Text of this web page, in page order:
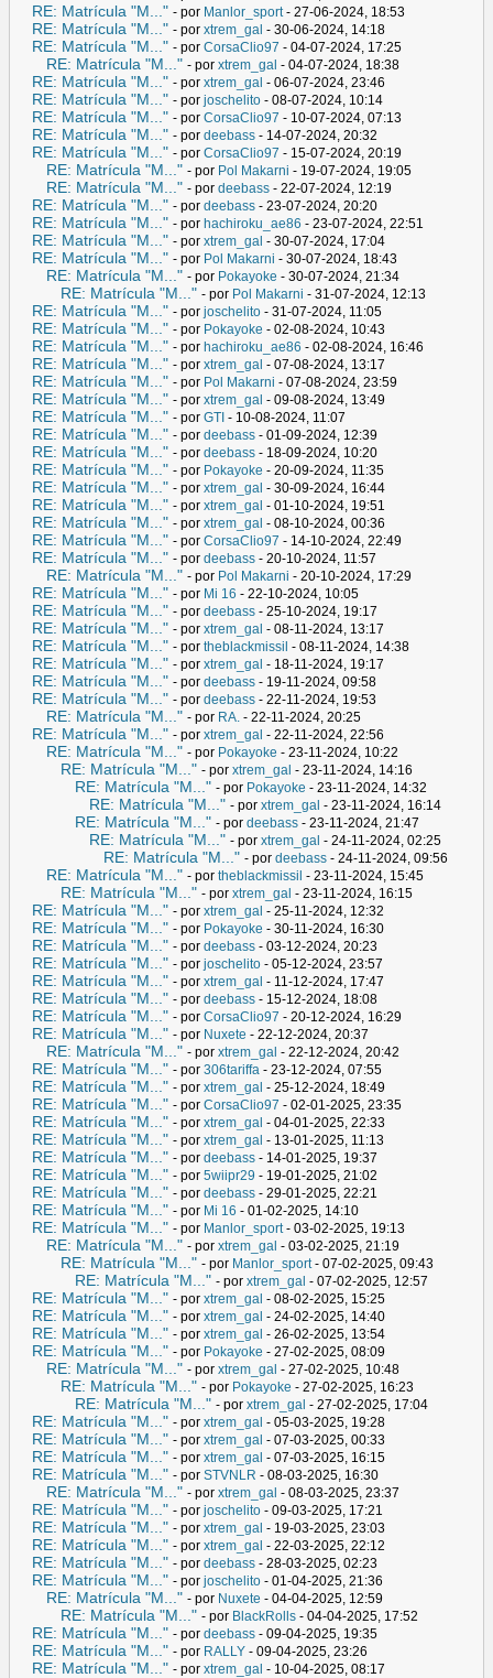
RE: Matrícula "M..." - por Manlor_sport- 27-06-2024, 18:53
RE: Matrícula "M..." - por xtrem_gal - 30-06-2024, 14:18
RE: Matrícula "M..." - por CorsaClio97 - 04-07-2024, 17:25
RE: Matrícula "M..." - por xtrem_gal - 04-07-2024, 18:38
RE: Matrícula "M..." - por xtrem_gal - 06-07-2024, 23:46
RE: Matrícula "M..." - por joschelito - 08-07-2024, 10:14
RE: Matrícula "M..." - por CorsaClio97 - 10-07-2024, 07:13
RE: Matrícula "M..." - por deebass - 14-07-2024, 20:32
RE: Matrícula "M..." - por CorsaClio97 - 15-07-2024, 20:19
RE: Matrícula "M..." - por Pol Makarni - 19-07-2024, 19:05
RE: Matrícula "M..." - por deebass - 22-07-2024, 12:19
RE: Matrícula "M..." - por deebass - 23-07-2024, 20:20
RE: Matrícula "M..." - por hachiroku_ae86 - 23-07-2024, 22:51
RE: Matrícula "M..." - por xtrem_gal - 30-07-2024, 17:04
RE: Matrícula "M..." - por Pol Makarni - 30-07-2024, 18:43
RE: Matrícula "M..." - por Pokayoke - 30-07-2024, 21:34
RE: Matrícula "M..." - por Pol Makarni - 31-07-2024, 12:13
RE: Matrícula "M..." - por joschelito - 31-07-2024, 11:05
RE: Matrícula "M..." - por Pokayoke - 02-08-2024, 10:43
RE: Matrícula "M..." - por hachiroku_ae86 - 02-08-2024, 16:46
RE: Matrícula "M..." - por xtrem_gal - 07-08-2024, 13:17
RE: Matrícula "M..." - por Pol Makarni - 07-08-2024, 23:59
RE: Matrícula "M..." - por xtrem_gal - 09-08-2024, 13:49
RE: Matrícula "M..." - por GTI - 10-08-2024, 11:07
RE: Matrícula "M..." - por deebass - 01-09-2024, 12:39
RE: Matrícula "M..." - por deebass - 18-09-2024, 10:20
RE: Matrícula "M..." - por Pokayoke - 20-09-2024, 11:35
RE: Matrícula "M..." - por xtrem_gal - 30-09-2024, 16:44
RE: Matrícula "M..." - por xtrem_gal - 01-10-2024, 19:51
RE: Matrícula "M..." - por xtrem_gal - 08-10-2024, 00:36
RE: Matrícula "M..." - por CorsaClio97 - 14-10-2024, 22:49
RE: Matrícula "M..." - por deebass - 20-10-2024, 11:57
RE: Matrícula "M..." - por Pol Makarni - 20-10-2024, 17:29
RE: Matrícula "M..." - por Mi 16 - 22-10-2024, 10:05
RE: Matrícula "M..." - por deebass - 25-10-2024, 19:17
RE: Matrícula "M..." - por xtrem_gal - 08-11-2024, 13:17
RE: Matrícula "M..." - por theblackmissil - 08-11-2024, 14:38
RE: Matrícula "M..." - por xtrem_gal - 18-11-2024, 19:17
RE: Matrícula "M..." - por deebass - 19-11-2024, 09:58
RE: Matrícula "M..." - por deebass - 22-11-2024, 19:53
RE: Matrícula "M..." - por RA. - 22-11-2024, 20:25
RE: Matrícula "M..." - por xtrem_gal - 22-11-2024, 22:56
RE: Matrícula "M..." - por Pokayoke - 23-11-2024, 10:22
RE: Matrícula "M..." - por xtrem_gal - 23-11-2024, 14:16
RE: Matrícula "M..." - por Pokayoke - 23-11-2024, 14:32
RE: Matrícula "M..." - por xtrem_gal - 23-11-2024, 16:14
RE: Matrícula "M..." - por deebass - 23-11-2024, 21:47
RE: Matrícula "M..." - por xtrem_gal - 24-11-2024, 02:25
RE: Matrícula "M..." - por deebass - 24-11-2024, 09:56
RE: Matrícula "M..." - por theblackmissil - 23-11-2024, 15:45
RE: Matrícula "M..." - por xtrem_gal - 23-11-2024, 16:15
RE: Matrícula "M..." - por xtrem_gal - 25-11-2024, 12:32
RE: Matrícula "M..." - por Pokayoke - 30-11-2024, 16:30
RE: Matrícula "M..." - por deebass - 03-12-2024, 20:23
RE: Matrícula "M..." - por joschelito - 05-12-2024, 23:57
RE: Matrícula "M..." - por xtrem_gal - 11-12-2024, 17:47
RE: Matrícula "M..." - por deebass - 15-12-2024, 18:08
RE: Matrícula "M..." - por CorsaClio97 - 20-12-2024, 16:29
RE: Matrícula "M..." - por Nuxete - 22-12-2024, 20:37
RE: Matrícula "M..." - por xtrem_gal - 22-12-2024, 20:42
RE: Matrícula "M..." - por 306tariffa - 23-12-2024, 07:55
RE: Matrícula "M..." - por xtrem_gal - 25-12-2024, 18:49
RE: Matrícula "M..." - por CorsaClio97 - 02-01-2025, 23:35
RE: Matrícula "M..." - por xtrem_gal - 04-01-2025, 22:33
RE: Matrícula "M..." - por xtrem_gal - 13-01-2025, 11:13
RE: Matrícula "M..." - por deebass - 14-01-2025, 19:37
RE: Matrícula "M..." - por 5wiipr29 - 19-01-2025, 21:02
RE: Matrícula "M..." - por deebass - 29-01-2025, 22:21
RE: Matrícula "M..." - por Mi 16 - 01-02-2025, 14:10
RE: Matrícula "M..." - por Manlor_sport- 03-02-2025, 19:13
RE: Matrícula "M..." - por xtrem_gal - 03-02-2025, 21:19
RE: Matrícula "M..." - por Manlor_sport- 07-02-2025, 09:43
RE: Matrícula "M..." - por xtrem_gal - 07-02-2025, 12:57
RE: Matrícula "M..." - por xtrem_gal - 08-02-2025, 15:25
RE: Matrícula "M..." - por xtrem_gal - 24-02-2025, 14:40
RE: Matrícula "M..." - por xtrem_gal - 26-02-2025, 13:54
RE: Matrícula "M..." - por Pokayoke - 27-02-2025, 08:09
RE: Matrícula "M..." - por xtrem_gal - 27-02-2025, 10:48
RE: Matrícula "M..." - por Pokayoke - 27-02-2025, 16:23
RE: Matrícula "M..." - por xtrem_gal - 27-02-2025, 17:04
RE: Matrícula "M..." - por xtrem_gal - 05-03-2025, 19:28
RE: Matrícula "M..." - por xtrem_gal - 07-03-2025, 00:33
RE: Matrícula "M..." - por xtrem_gal - 07-03-2025, 16:15
RE: Matrícula "M..." - por STVNLR - 08-03-2025, 16:30
RE: Matrícula "M..." - por xtrem_gal - 08-03-2025, 23:37
RE: Matrícula "M..." - por joschelito - 09-03-2025, 17:21
RE: Matrícula "M..." - por xtrem_gal - 19-03-2025, 23:03
RE: Matrícula "M..." - por xtrem_gal - 22-03-2025, 22:12
RE: Matrícula "M..." - por deebass - 28-03-2025, 02:23
RE: Matrícula "M..." - por joschelito - 01-04-2025, 21:36
RE: Matrícula "M..." - por Nuxete - 04-04-2025, 12:59
RE: Matrícula "M..." - por BlackRolls - 04-04-2025, 17:52
RE: Matrícula "M..." - por deebass - 09-04-2025, 19:35
RE: Matrícula "M..." - por RALLY - 09-04-2025, 23:26
RE: Matrícula "M..." - por xtrem_gal - 10-04-2025, 08:17